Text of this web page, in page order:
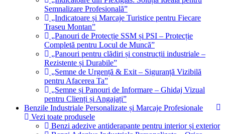
Semnalizare Profesională”
„Indicatoare și Marcaje Turistice pentru Fiecare
Traseu Montan”
„Panouri de Protecție SSM și PSI – Protecție
Completă pentru Locul de Muncă”
„Panouri pentru clădiri și construcții industriale –
Rezistente și Durabile”
„Semne de Urgență & Exit – Siguranță Vizibilă
pentru Afacerea Ta”
„Semne și Panouri de Informare – Ghidaj Vizual
pentru Clienți și Angajați”
Benzile Industriale Personalizate și Marcaje Profesionale
Vezi toate produsele
Benzi adezive antiderapante pentru interior și exterior